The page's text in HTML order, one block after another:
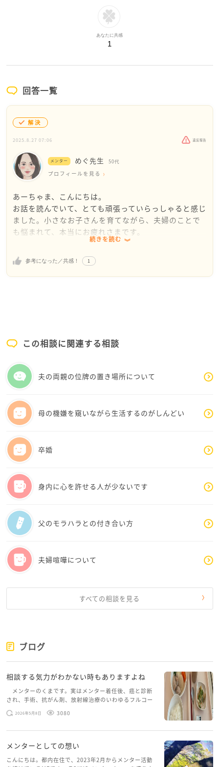
あなたに共感
1
回答一覧
解決
2025.8.27 07:06 違反報告
メンター めぐ先生 50代
プロフィールを見る
あーちゃま、こんにちは。
お話を読んでいて、とても頑張っていらっしゃると感じ
ました。小さなお子さんを育てながら、夫婦のことで
も悩まれて、本当にお疲れさまです。
「自己中なのかな…」とご自身を責めすぎなくても大
丈夫ですよ。子育て中は睡眠不足や心身の疲れから、
つい言葉がきつくなったり、思ったように受け答えで
を否定しているわけではなく、「わかってほしい」
「こうしてほしい」という気持ちの表れでもあるのか
とよりも、「歩み寄ろうとする気持ち」を見せること
だと思います。
例えば、
・会話の前に「ちょっと聞いてもいい？」と一呼吸置
・返事をするときは「そうなんだね」「ありがとう」
など、共感を先に伝えてみること
くれる？」と素直にお願いすること
小さな工夫を少しずつ重ねることで、関係も少しずつ
変わっていくかもしれません。焦らず、あーちゃまの
ペースで大丈夫ですよ。
続きを読む
参考になった／共感！ 1
この相談に関連する相談
夫の両親の位牌の置き場所について
母の機嫌を窺いながら生活するのがしんどい
卒婚
身内に心を許せる人が少ないです
父のモラハラとの付き合い方
夫婦喧嘩について
すべての相談を見る
ブログ
相談する気力がわかない時もありますよね
メンターのくまです。実はメンター着任後、癌と診断
され、手術、抗がん剤、放射線治療のいわゆるフルコー
スを体験していて、しばらくメンターカフェに来られて
いませんでした。体力だけでなく、気力も落ちパソコン
2026年5月8日 3080
メンターとしての想い
こんにちは。都内在住で、2023年2月からメンター活動